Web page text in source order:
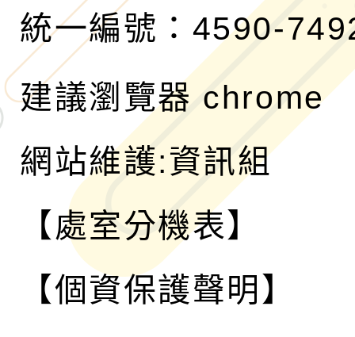
統一編號：4590-
建議瀏覽器 chrome
網站維護:資訊組
【處室分機表】
【個資保護聲明】